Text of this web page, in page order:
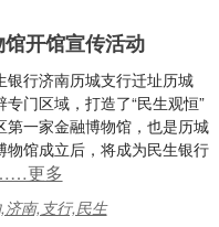
开馆宣传活动
行济南历城支行迁址历城
门区域，打造了“民生观恒”
一家金融博物馆，也是历城
馆成立后，将成为民生银行
更多
南,支行,民生